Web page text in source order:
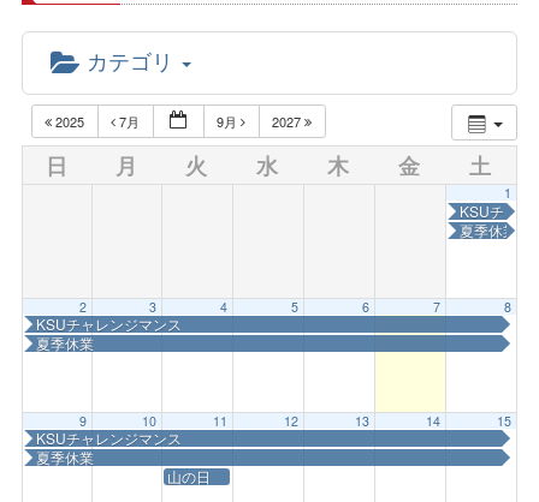
カテゴリ
2025 7月 9月 2027
日 月 火 水 木 金 土
1
KSUチャレ
夏季休業
2
KSUチャレンジマンス
夏季休業
3 4 5 6 7 8
9
KSUチャレンジマンス
夏季休業
10 11
山の日
12 13 14 15